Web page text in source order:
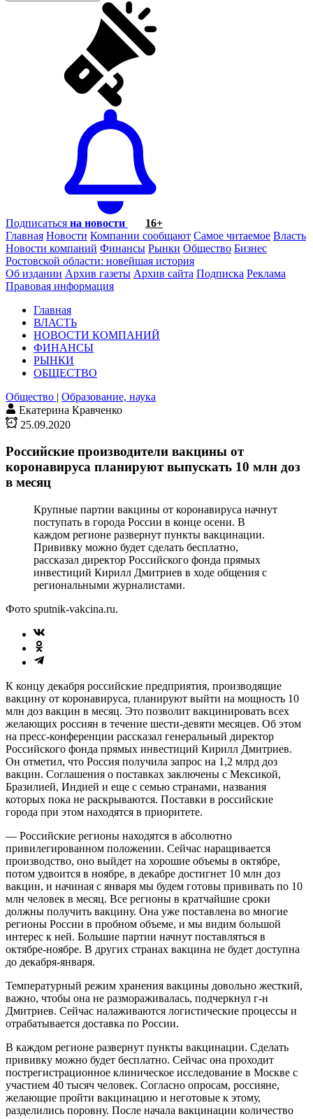
Подписаться на новости
16+
Главная Новости Компании сообщают Самое читаемое Власть
Новости компаний Финансы Рынки Общество Бизнес
Ростовской области: новейшая история
Об издании Архив газеты Архив сайта Подписка Реклама
Правовая информация
Главная
ВЛАСТЬ
НОВОСТИ КОМПАНИЙ
ФИНАНСЫ
РЫНКИ
ОБЩЕСТВО
Общество | Образование, наука
Екатерина Кравченко
25.09.2020
Российские производители вакцины от
коронавируса планируют выпускать 10 млн доз
в месяц
Крупные партии вакцины от коронавируса начнут
поступать в города России в конце осени. В
каждом регионе развернут пункты вакцинации.
Прививку можно будет сделать бесплатно,
рассказал директор Российского фонда прямых
инвестиций Кирилл Дмитриев в ходе общения с
региональными журналистами.
Фото sputnik-vakcina.ru.
К концу декабря российские предприятия, производящие
вакцину от коронавируса, планируют выйти на мощность 10
млн доз вакцин в месяц. Это позволит вакцинировать всех
желающих россиян в течение шести-девяти месяцев. Об этом
на пресс-конференции рассказал генеральный директор
Российского фонда прямых инвестиций Кирилл Дмитриев.
Он отметил, что Россия получила запрос на 1,2 млрд доз
вакцин. Соглашения о поставках заключены с Мексикой,
Бразилией, Индией и еще с семью странами, названия
которых пока не раскрываются. Поставки в российские
города при этом находятся в приоритете.
— Российские регионы находятся в абсолютно
привилегированном положении. Сейчас наращивается
производство, оно выйдет на хорошие объемы в октябре,
потом удвоится в ноябре, в декабре достигнет 10 млн доз
вакцин, и начиная с января мы будем готовы прививать по 10
млн человек в месяц. Все регионы в кратчайшие сроки
должны получить вакцину. Она уже поставлена во многие
регионы России в пробном объеме, и мы видим большой
интерес к ней. Большие партии начнут поставляться в
октябре-ноябре. В других странах вакцина не будет доступна
до декабря-января.
Температурный режим хранения вакцины довольно жесткий,
важно, чтобы она не размораживалась, подчеркнул г-н
Дмитриев. Сейчас налаживаются логистические процессы и
отрабатывается доставка по России.
В каждом регионе развернут пункты вакцинации. Сделать
прививку можно будет бесплатно. Сейчас она проходит
пострегистрационное клиническое исследование в Москве с
участием 40 тысяч человек. Согласно опросам, россияне,
желающие пройти вакцинацию и неготовые к этому,
разделились поровну. После начала вакцинации количество